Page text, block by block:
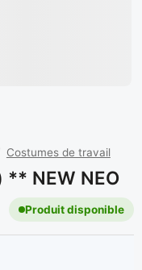
Costumes de travail
** NEW NEO
Produit disponible